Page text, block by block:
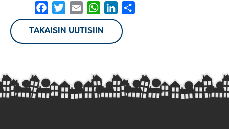
FacebookTwitterEmail WhatsApp
LinkedIn
TAKAISIN UUTISIIN